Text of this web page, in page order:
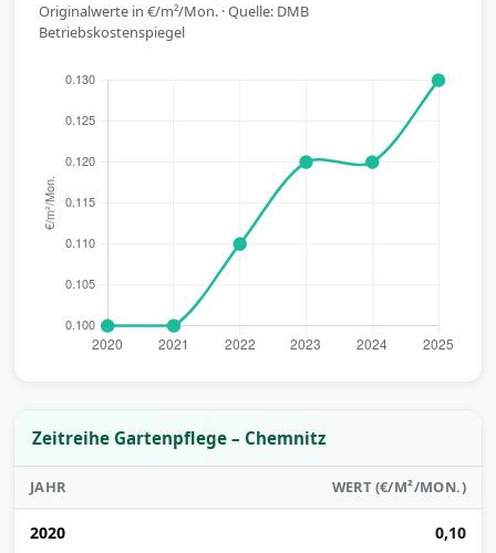
Originalwerte in €/m²/Mon. · Quelle: DMB
Betriebskostenspiegel
Zeitreihe Gartenpflege – Chemnitz
JAHR WERT (€/M²/MON.)
2020 0,10